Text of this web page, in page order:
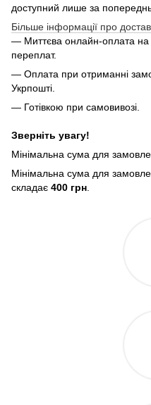
доступний лише за
Більше інформації про
— Миттєва онлайн-оплата на
переплат.
— Оплата при отриманні
Укрпошті.
— Готівкою при самовивозі.
Зверніть увагу!
Мінімальна сума для
Мінімальна сума для
складає 400 грн